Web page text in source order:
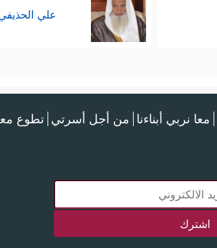
علي
معا نربي أبناءنا من أجل أسرتي تطوع